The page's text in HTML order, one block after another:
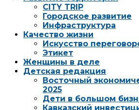
CITY TRIP
Городское развитие
Инфраструктура
Качество жизни
Искусство
Этикет
Женщины в деле
Детская редакция
Восточный
2025
Дети в большом
Кавказский